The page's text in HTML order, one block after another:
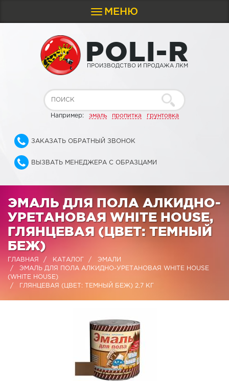
Toggle
navigation
МЕНЮ
POLI-R
ПРОИЗВОДСТВО И ПРОДАЖА ЛКМ
Например: эмаль пропитка грунтовка
ЗАКАЗАТЬ ОБРАТНЫЙ ЗВОНОК
ВЫЗВАТЬ МЕНЕДЖЕРА С ОБРАЗЦАМИ
ЭМАЛЬ ДЛЯ ПОЛА АЛКИДНО-
УРЕТАНОВАЯ WHITE HOUSE,
ГЛЯНЦЕВАЯ (ЦВЕТ: ТЕМНЫЙ
БЕЖ)
ГЛАВНАЯ КАТАЛОГ
ЭМАЛИ
ЭМАЛЬ ДЛЯ ПОЛА АЛКИДНО-УРЕТАНОВАЯ WHITE HOUSE
(WHITE HOUSE)
ГЛЯНЦЕВАЯ (ЦВЕТ: ТЕМНЫЙ БЕЖ) 2,7 КГ